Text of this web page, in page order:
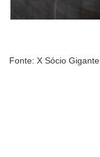
Fonte: X Sócio Gigante